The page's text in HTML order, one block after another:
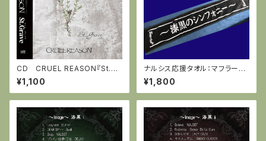
CD CRUEL REASON『St.Gr
ave』全５曲(特別に代表曲より
ボーナストラック3曲＋カラオケ
Ver)
¥1,100
ナルシス応援タオル：マフラータ
オル「漆黒のシンフォニー」
¥1,800